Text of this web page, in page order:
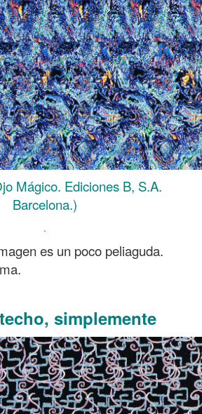
Mágico. Ediciones B, S.A.
Barcelona.)
.
es un poco peliaguda.
simplemente